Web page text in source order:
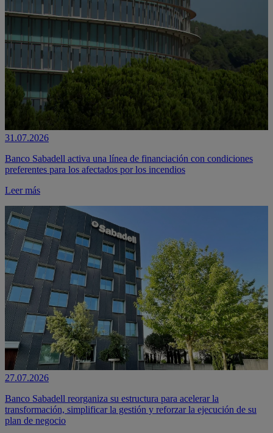
31.07.2026
Banco Sabadell activa una línea de financiación con condiciones
preferentes para los afectados por los incendios
Leer más
27.07.2026
Banco Sabadell reorganiza su estructura para acelerar la
transformación, simplificar la gestión y reforzar la ejecución de su
plan de negocio